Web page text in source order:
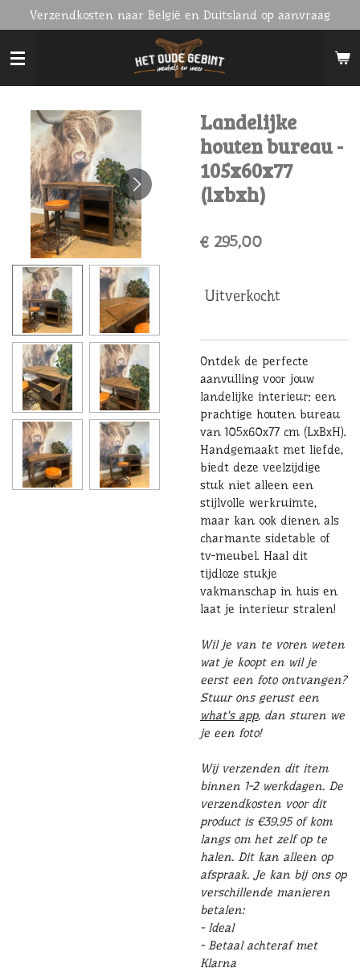
direct
naar
de
hoofdinhoud
Verzendkosten naar België en Duitsland op aanvraag
Landelijke
houten bureau -
105x60x77
(lxbxh)
€ 295,00
Uitverkocht
Ontdek de perfecte
aanvulling voor jouw
landelijke interieur: een
prachtige houten bureau
van 105x60x77 cm (LxBxH).
Handgemaakt met liefde,
biedt deze veelzijdige
stuk niet alleen een
stijlvolle werkruimte,
maar kan ook dienen als
charmante sidetable of
tv-meubel. Haal dit
tijdloze stukje
vakmanschap in huis en
laat je interieur stralen!
Wil je van te voren weten
wat je koopt en wil je
eerst een foto ontvangen?
Stuur ons gerust een
what's app, dan sturen we
je een foto!
Wij verzenden dit item
binnen 1-2 werkdagen. De
verzendkosten voor dit
product is €39,95 of kom
langs om het zelf op te
halen. Dit kan alleen op
afspraak. Je kan bij ons op
verschillende manieren
betalen:
- Ideal
- Betaal achteraf met
Klarna